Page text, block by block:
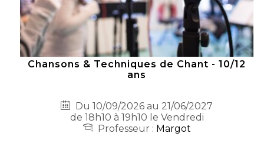
Chansons & Techniques de Chant - 10/12
ans
Du 10/09/2026 au 21/06/2027
de 18h10 à 19h10 le Vendredi
Professeur : Margot